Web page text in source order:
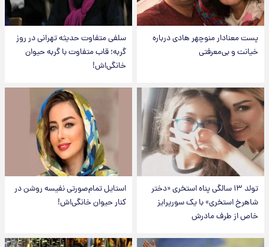
پست معنادار منوچهر هادی درباره
خیانت و بی‌معرفتی
سلفی متفاوت حدیثه تهرانی در روز
گربه؛ قاب متفاوت با گربه حیوان
خانگی‌اش!
تولد ۱۳ سالگی پناه استخری «دختر
شاهرخ استخری» با یک سورپرایز
خاص از طرف مادرش
استایل تمام‌صورتی نفیسه روشن در
کنار حیوان خانگی‌اش!